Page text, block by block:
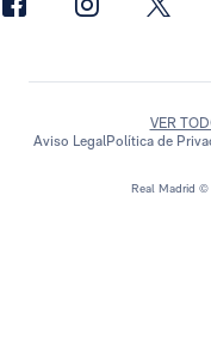
Real Madrid ©
VER
Aviso LegalPolítica de